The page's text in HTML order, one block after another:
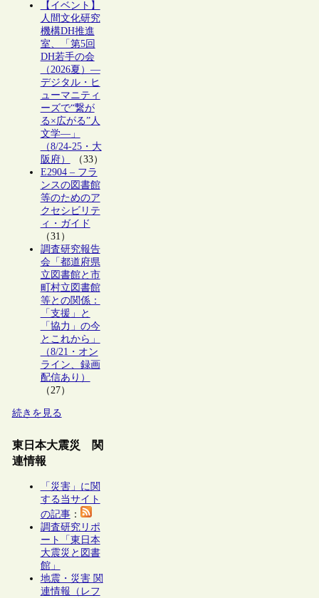
【イベント】
人間文化研究
機構DH推進
室、「第5回
DH若手の会
（2026夏）―
デジタル・ヒ
ューマニティ
ーズで“繋が
る×広がる”人
文学―」
（8/24-25・大
阪府）
（33）
E2904 – フラ
ンスの図書館
等のためのア
クセシビリテ
ィ・ガイド
（31）
調査研究報告
会「都道府県
立図書館と市
町村立図書館
等との関係：
「支援」と
「協力」の今
とこれから」
（8/21・オン
ライン、録画
配信あり）
（27）
続きを見る
東日本大震災 関
連情報
「災害」に関
する当サイト
の記事：
調査研究リポ
ート「東日本
大震災と図書
館」
地震・災害 関
連情報（レフ